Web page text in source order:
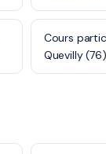
Cours
Quevilly (76)